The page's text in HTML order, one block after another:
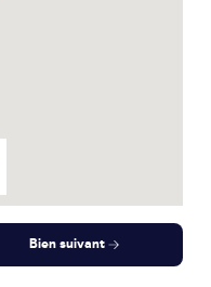
Bien suivant